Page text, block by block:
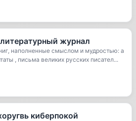
журнал
наполненные смыслом и мудростью: а
, письма великих русских писател...
киберпокой